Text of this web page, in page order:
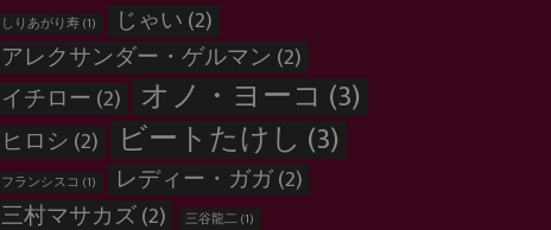
しりあがり寿(1) じゃい(2)
アレクサンダー・ゲルマン (2)
イチロー(2) オノ・ヨーコ (3)
ヒロシ(2) ビートたけし (3)
フランシスコ (1) レディー・ガガ(2)
三村マサカズ(2) 三谷龍二(1)